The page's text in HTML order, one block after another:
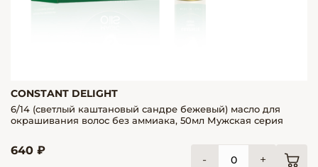
CONSTANT DELIGHT
6/14 (светлый каштановый сандре бежевый) масло для
окрашивания волос без аммиака, 50мл Мужская серия
640 ₽
- +